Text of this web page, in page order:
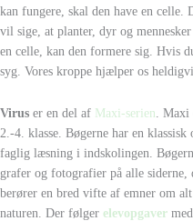
kan fungere, skal den have en
vil sige, at planter, dyr og
en celle, kan den formere sig. Hvis
syg. Vores kroppe hjælper os
Virus er en del af Maxi-serien .
2.-4. klasse. Bøgerne har en
faglig læsning i indskolingen.
grafer og fotografier på alle
berører en bred vifte af emner om
naturen. Der følger elevopgaver